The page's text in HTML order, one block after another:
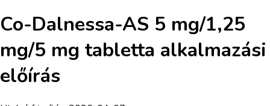
Co-Dalnessa-AS 5 mg/1,25
mg/5 mg tabletta alkalmazási
előírás